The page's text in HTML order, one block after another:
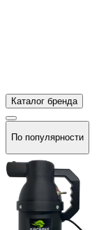
Каталог бренда
По популярности